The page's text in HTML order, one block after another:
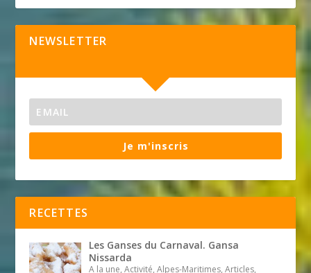
NEWSLETTER
Je m'inscris
RECETTES
Les Ganses du Carnaval. Gansa
Nissarda
A la une, Activité, Alpes-Maritimes, Articles,